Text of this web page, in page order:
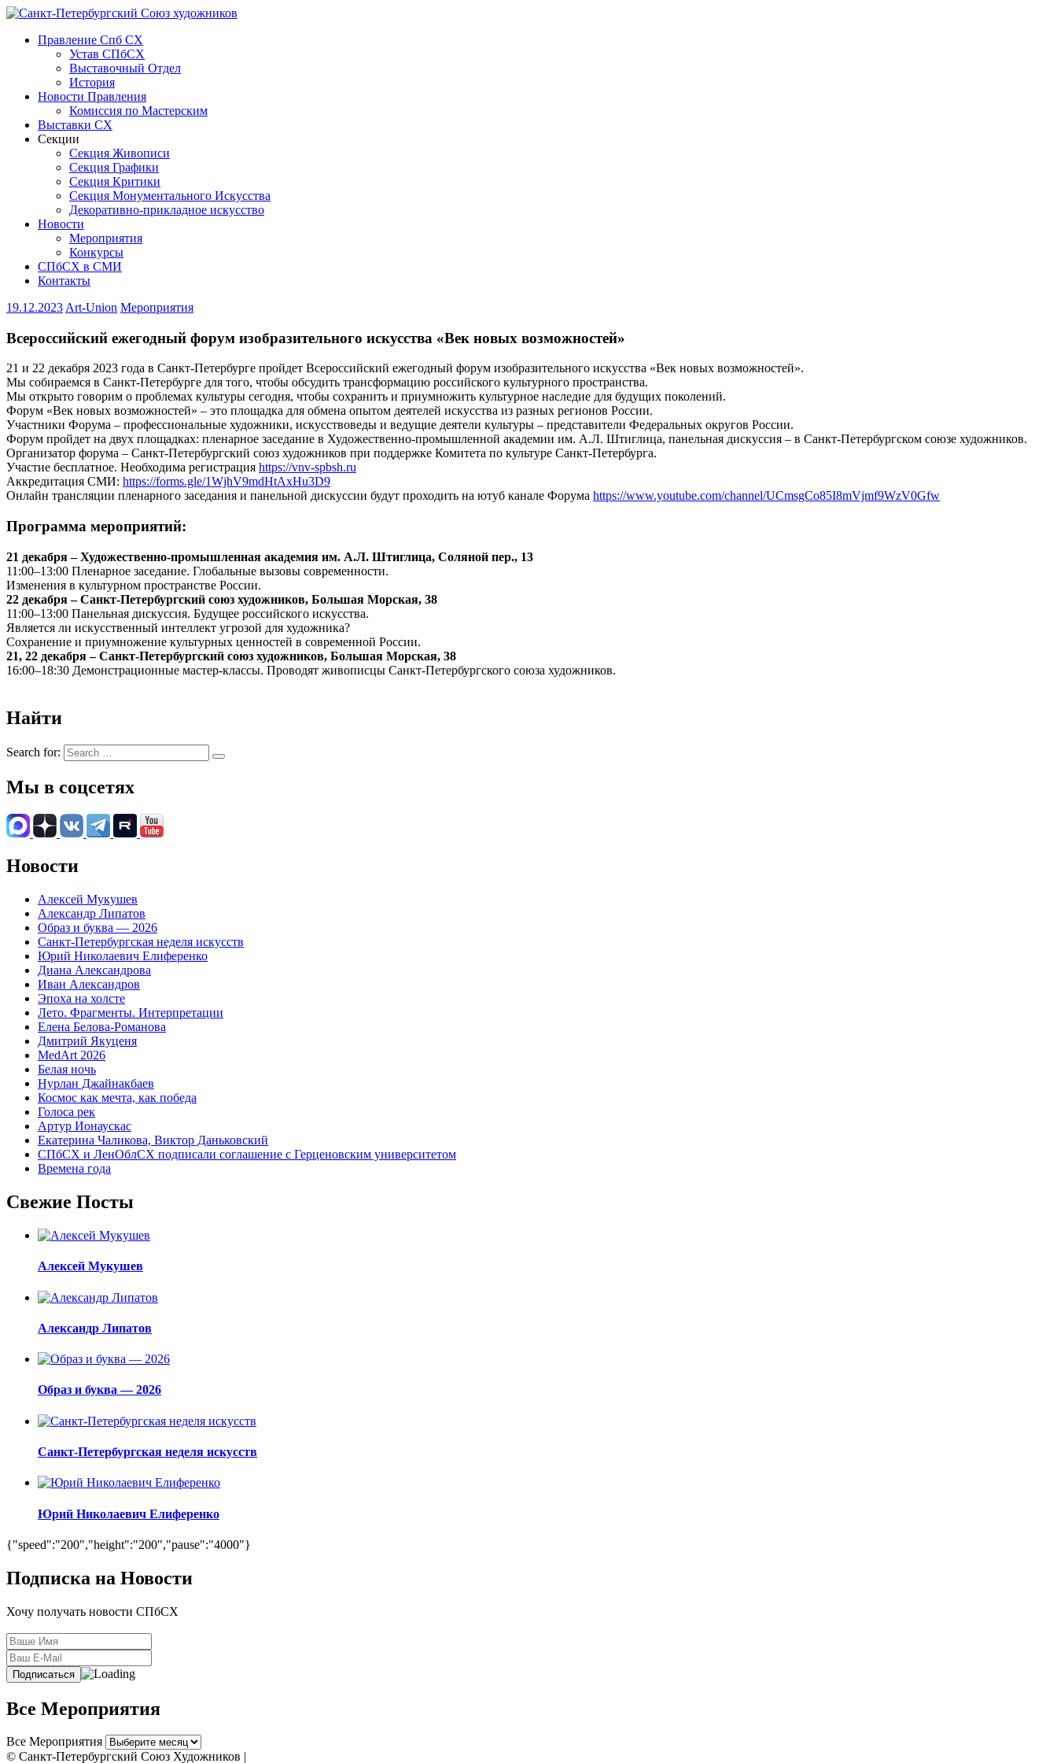
Правление Спб СХ
Устав СПбСХ
Выставочный Отдел
История
Новости Правления
Комиссия по Мастерским
Выставки СХ
Секции
Секция Живописи
Секция Графики
Секция Критики
Секция Монументального Искусства
Декоративно-прикладное искусство
Новости
Мероприятия
Конкурсы
СПбСХ в СМИ
Контакты
19.12.2023 Art-Union Мероприятия
Всероссийский ежегодный форум изобразительного искусства «Век новых возможностей»
21 и 22 декабря 2023 года в Санкт-Петербурге пройдет Всероссийский ежегодный форум изобразительного искусства «Век новых возможностей».
Мы собираемся в Санкт-Петербурге для того, чтобы обсудить трансформацию российского культурного пространства.
Мы открыто говорим о проблемах культуры сегодня, чтобы сохранить и приумножить культурное наследие для будущих поколений.
Форум «Век новых возможностей» – это площадка для обмена опытом деятелей искусства из разных регионов России.
Участники Форума – профессиональные художники, искусствоведы и ведущие деятели культуры – представители Федеральных округов России.
Форум пройдет на двух площадках: пленарное заседание в Художественно-промышленной академии им. А.Л. Штиглица, панельная дискуссия – в Санкт-Петербургском союзе художников.
Организатор форума – Санкт-Петербургский союз художников при поддержке Комитета по культуре Санкт-Петербурга.
Участие бесплатное. Необходима регистрация https://vnv-spbsh.ru
Аккредитация СМИ: https://forms.gle/1WjhV9mdHtAxHu3D9
Онлайн трансляции пленарного заседания и панельной дискуссии будут проходить на ютуб канале Форума https://www.youtube.com/channel/UCmsgCo85I8mVjmf9WzV0Gfw
Программа мероприятий:
21 декабря – Художественно-промышленная академия им. А.Л. Штиглица, Соляной пер., 13
11:00–13:00 Пленарное заседание. Глобальные вызовы современности.
Изменения в культурном пространстве России.
22 декабря – Санкт-Петербургский союз художников, Большая Морская, 38
11:00–13:00 Панельная дискуссия. Будущее российского искусства.
Является ли искусственный интеллект угрозой для художника?
Сохранение и приумножение культурных ценностей в современной России.
21, 22 декабря – Санкт-Петербургский союз художников, Большая Морская, 38
16:00–18:30 Демонстрационные мастер-классы. Проводят живописцы Санкт-Петербургского союза художников.
Найти
Search for:
Мы в соцсетях
Новости
Алексей Мукушев
Александр Липатов
Образ и буква — 2026
Санкт-Петербургская неделя искусств
Юрий Николаевич Елиференко
Диана Александрова
Иван Александров
Эпоха на холсте
Лето. Фрагменты. Интерпретации
Елена Белова-Романова
Дмитрий Якуценя
MedArt 2026
Белая ночь
Нурлан Джайнакбаев
Космос как мечта, как победа
Голоса рек
Артур Ионаускас
Екатерина Чаликова, Виктор Даньковский
СПбСХ и ЛенОблСХ подписали соглашение с Герценовским университетом
Времена года
Свежие Посты
Алексей Мукушев
Александр Липатов
Образ и буква — 2026
Санкт-Петербургская неделя искусств
Юрий Николаевич Елиференко
{"speed":"200","height":"200","pause":"4000"}
Подписка на Новости
Хочу получать новости СПбСХ
Все Мероприятия
Все Мероприятия
© Санкт-Петербургский Союз Художников |